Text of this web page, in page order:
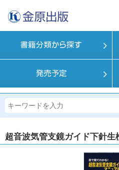
超音波気管支鏡ガイド下針生